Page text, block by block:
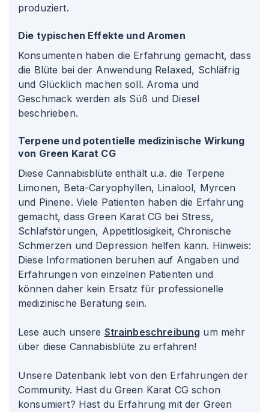
produziert.
Die typischen Effekte und Aromen
Konsumenten haben die Erfahrung gemacht, dass
die Blüte bei der Anwendung Relaxed, Schläfrig
und Glücklich machen soll. Aroma und
Geschmack werden als Süß und Diesel
beschrieben.
Terpene und potentielle medizinische Wirkung
von Green Karat CG
Diese Cannabisblüte enthält u.a. die Terpene
Limonen, Beta-Caryophyllen, Linalool, Myrcen
und Pinene. Viele Patienten haben die Erfahrung
gemacht, dass Green Karat CG bei Stress,
Schlafstörungen, Appetitlosigkeit, Chronische
Schmerzen und Depression helfen kann. Hinweis:
Diese Informationen beruhen auf Angaben und
Erfahrungen von einzelnen Patienten und
können daher kein Ersatz für professionelle
medizinische Beratung sein.
Lese auch unsere Strainbeschreibung um mehr
über diese Cannabisblüte zu erfahren!
Unsere Datenbank lebt von den Erfahrungen der
Community. Hast du Green Karat CG schon
konsumiert? Hast du Erfahrung mit der Green